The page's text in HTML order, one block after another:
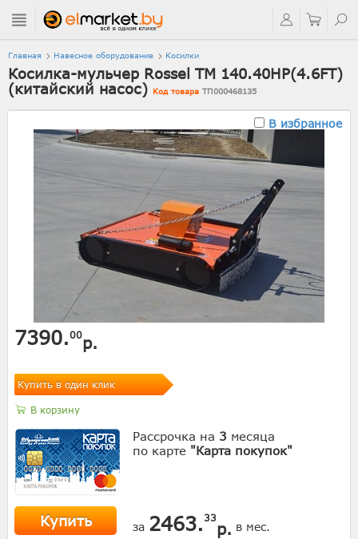
Главная Навесное оборудование Косилки
Косилка-мульчер Rossel TM 140.40HP(4.6FT)
(китайский насос) Код товара ТП000468135
В избранное
7390.00р.
Купить в один клик
В корзину
Рассрочка на 3 месяца
по карте "Карта покупок"
Купить за 2463. 33
р. в мес.